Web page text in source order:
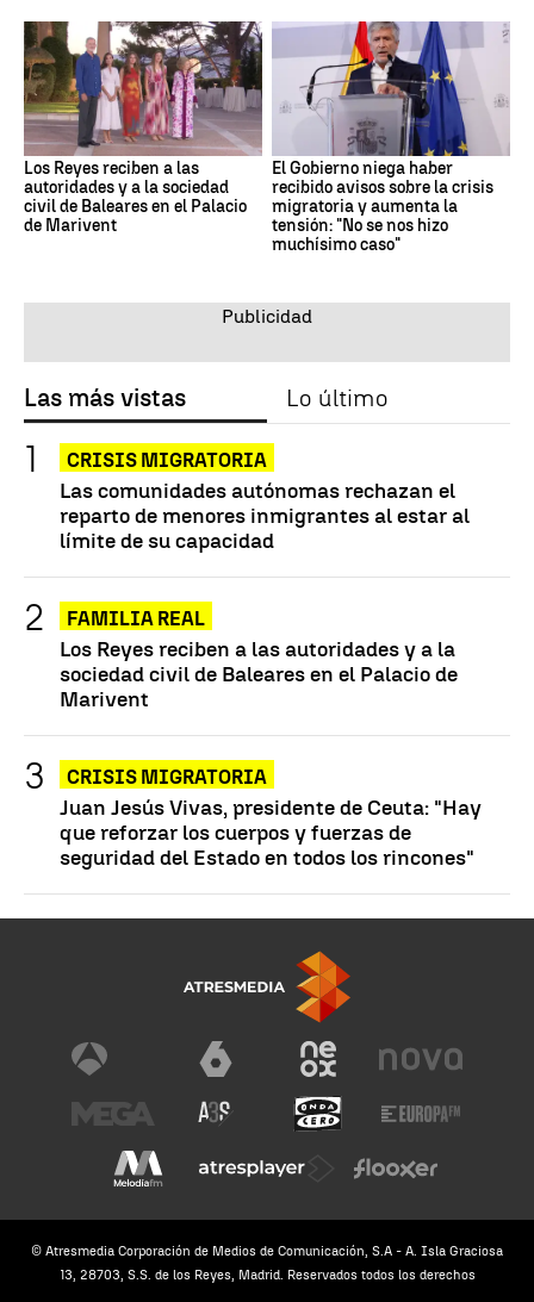
Los Reyes reciben a las
autoridades y a la sociedad
civil de Baleares en el Palacio
de Marivent
El Gobierno niega haber
recibido avisos sobre la crisis
migratoria y aumenta la
tensión: "No se nos hizo
muchísimo caso"
Las más vistas Lo último
CRISIS MIGRATORIA
Las comunidades autónomas rechazan el
reparto de menores inmigrantes al estar al
límite de su capacidad
FAMILIA REAL
Los Reyes reciben a las autoridades y a la
sociedad civil de Baleares en el Palacio de
Marivent
CRISIS MIGRATORIA
Juan Jesús Vivas, presidente de Ceuta: "Hay
que reforzar los cuerpos y fuerzas de
seguridad del Estado en todos los rincones"
© Atresmedia Corporación de Medios de Comunicación, S.A - A. Isla Graciosa
13, 28703, S.S. de los Reyes, Madrid. Reservados todos los derechos